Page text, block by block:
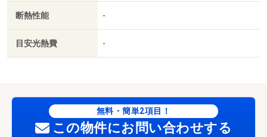
断熱性能 -
目安光熱費 -
無料・簡単2項目！
この物件にお問い合わせする